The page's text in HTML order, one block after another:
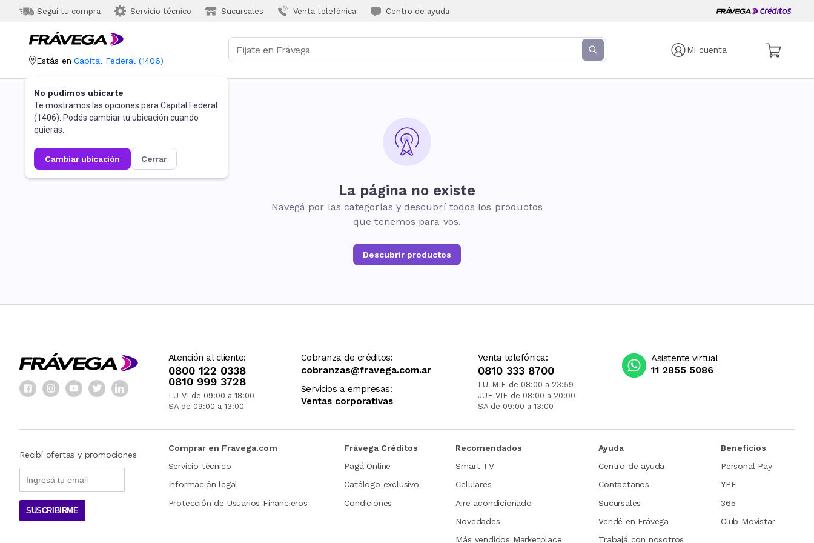
Seguí tu compra Servicio técnico Sucursales Venta telefónica Centro de ayuda
Mi cuenta
Estás en Capital Federal (1406)
No pudimos ubicarte
Te mostramos las opciones para Capital Federal
(1406). Podés cambiar tu ubicación cuando
quieras.
cambiar ubicación cerrar
La página no existe
Navegá por las categorías y descubrí todos los productos
que tenemos para vos.
Descubrir productos
Atención al cliente:
0800 122 0338
0810 999 3728
LU-VI de 09:00 a 18:00
SA de 09:00 a 13:00
Cobranza de créditos:
cobranzas@fravega.com.ar
Servicios a empresas:
Ventas corporativas
Venta telefónica:
0810 333 8700
LU-MIE de 08:00 a 23:59
JUE-VIE de 08:00 a 20:00
SA de 09:00 a 13:00
Asistente virtual
11 2855 5086
Recibí ofertas y promociones
SUSCRIBIRME
Comprar en Fravega.com
Servicio técnico
Información legal
Protección de Usuarios Financieros
Frávega Créditos
Pagá Online
Catálogo exclusivo
Condiciones
Recomendados
Smart TV
Celulares
Aire acondicionado
Novedades
Más vendidos Marketplace
Ayuda
Centro de ayuda
Contactanos
Sucursales
Vendé en Frávega
Trabajá con nosotros
Beneficios
Personal Pay
YPF
365
Club Movistar